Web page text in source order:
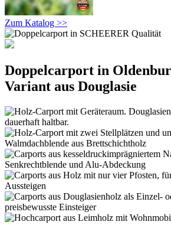
Zum Katalog >>
Doppelcarport in
Variant aus Douglasie